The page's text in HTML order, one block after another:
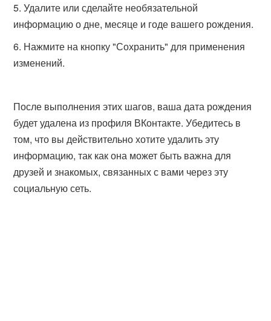
Удалите или сделайте необязательной
информацию о дне, месяце и годе вашего рождения.
Нажмите на кнопку "Сохранить" для применения
изменений.
После выполнения этих шагов, ваша дата рождения
будет удалена из профиля ВКонтакте. Убедитесь в
том, что вы действительно хотите удалить эту
информацию, так как она может быть важна для
друзей и знакомых, связанных с вами через эту
социальную сеть.